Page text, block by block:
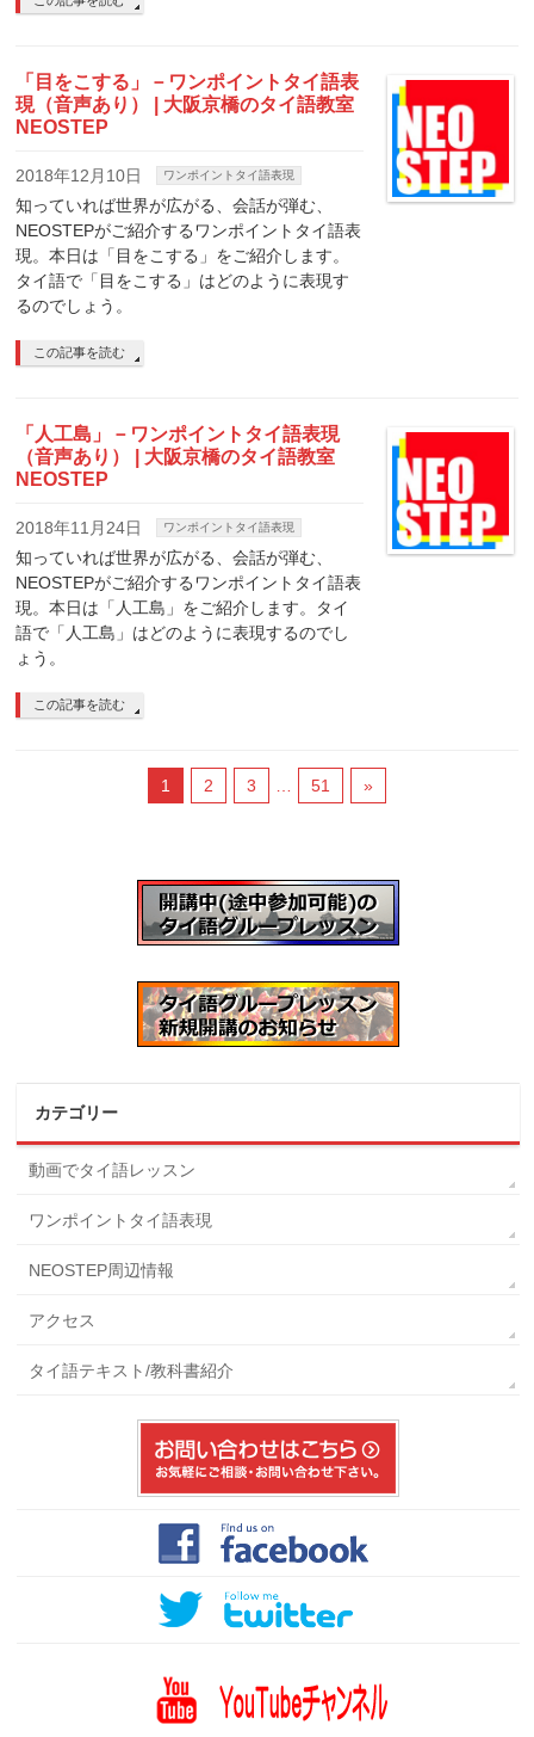
「目をこする」－ワンポイントタイ語表
現（音声あり） | 大阪京橋のタイ語教室
NEOSTEP
2018年12月10日 ワンポイントタイ語表現
知っていれば世界が広がる、会話が弾む、
NEOSTEPがご紹介するワンポイントタイ語表
現。本日は「目をこする」をご紹介します。
タイ語で「目をこする」はどのように表現す
るのでしょう。
この記事を読む
「人工島」－ワンポイントタイ語表現
（音声あり） | 大阪京橋のタイ語教室
NEOSTEP
2018年11月24日 ワンポイントタイ語表現
知っていれば世界が広がる、会話が弾む、
NEOSTEPがご紹介するワンポイントタイ語表
現。本日は「人工島」をご紹介します。タイ
語で「人工島」はどのように表現するのでし
ょう。
この記事を読む
1 2 3 51 »
カテゴリー
動画でタイ語レッスン
ワンポイントタイ語表現
NEOSTEP周辺情報
アクセス
タイ語テキスト/教科書紹介